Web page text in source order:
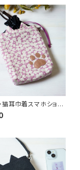
猫耳巾着スマホショル